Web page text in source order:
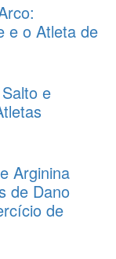
e o Atleta de
e
Arginina
de Dano
de